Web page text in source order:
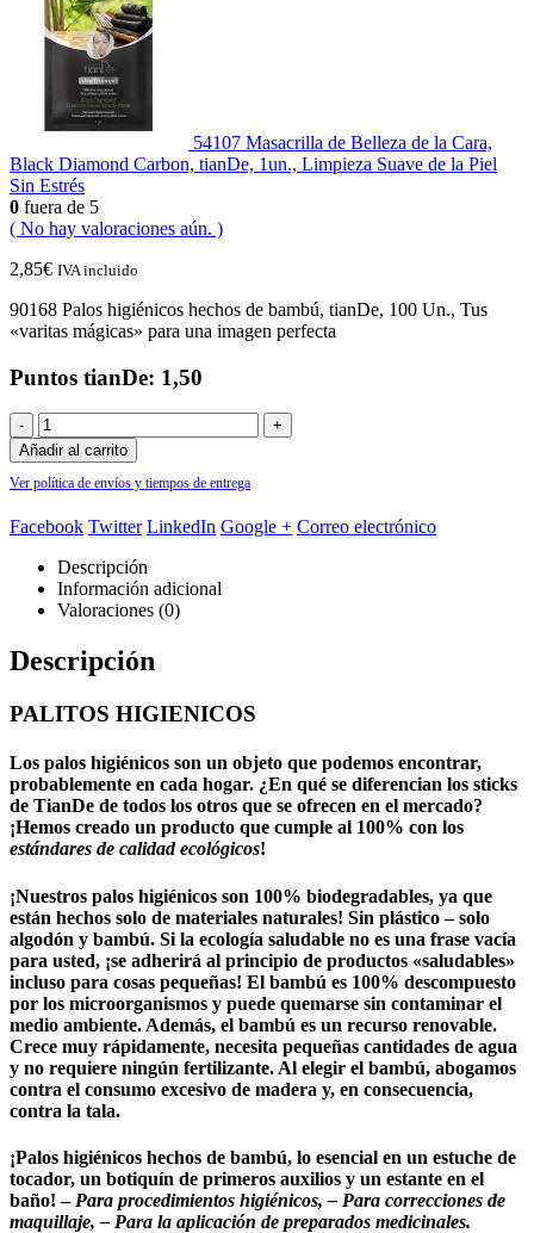
54107 Masacrilla de Belleza de la Cara,
Black Diamond Carbon, tianDe, 1un., Limpieza Suave de la Piel
Sin Estrés
0 fuera de 5
( No hay valoraciones aún. )
2,85€ IVA incluido
90168 Palos higiénicos hechos de bambú, tianDe, 100 Un., Tus
«varitas mágicas» para una imagen perfecta
Puntos tianDe: 1,50
-
+
Añadir al carrito
Ver política de envíos y tiempos de entrega
Facebook Twitter LinkedIn Google + Correo electrónico
Descripción
Información adicional
Valoraciones (0)
Descripción
PALITOS HIGIENICOS
Los palos higiénicos son un objeto que podemos encontrar,
probablemente en cada hogar. ¿En qué se diferencian los sticks
de TianDe de todos los otros que se ofrecen en el mercado?
¡Hemos creado un producto que cumple al 100% con los
estándares de calidad ecológicos!
¡Nuestros palos higiénicos son 100% biodegradables, ya que
están hechos solo de materiales naturales! Sin plástico – solo
algodón y bambú. Si la ecología saludable no es una frase vacía
para usted, ¡se adherirá al principio de productos «saludables»
incluso para cosas pequeñas! El bambú es 100% descompuesto
por los microorganismos y puede quemarse sin contaminar el
medio ambiente. Además, el bambú es un recurso renovable.
Crece muy rápidamente, necesita pequeñas cantidades de agua
y no requiere ningún fertilizante. Al elegir el bambú, abogamos
contra el consumo excesivo de madera y, en consecuencia,
contra la tala.
¡Palos higiénicos hechos de bambú, lo esencial en un estuche de
tocador, un botiquín de primeros auxilios y un estante en el
baño! –Para procedimientos higiénicos, – Para correcciones de
maquillaje, – Para la aplicación de preparados medicinales.